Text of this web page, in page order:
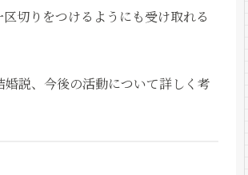
切りをつけるようにも受け取れる
説、今後の活動について詳しく考